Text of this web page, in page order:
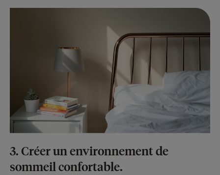
3. Créer un environnement de
sommeil confortable.